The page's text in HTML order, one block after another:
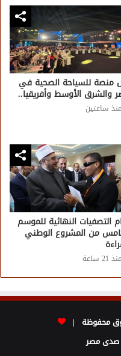
منصة للسياحة الصحية في
والشرق الأوسط وأفريقيا..
منذ ساعتين
التصفيات النهائية للموسم
من المشروع الوطني
منذ 21 ساعة
صدى مصر